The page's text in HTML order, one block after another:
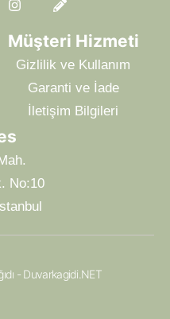
Müşteri Hizmeti
Gizlilik ve Kullanım
Garanti ve İade
İletişim Bilgileri
No:10
- Duvarkagidi.NET